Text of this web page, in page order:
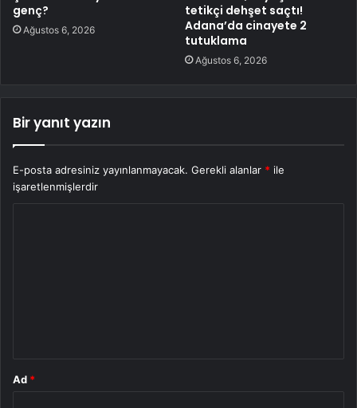
genç?
Ağustos 6, 2026
tetikçi dehşet saçtı!
Adana’da cinayete 2
tutuklama
Ağustos 6, 2026
Bir yanıt yazın
E-posta adresiniz yayınlanmayacak. Gerekli alanlar * ile
işaretlenmişlerdir
Ad *